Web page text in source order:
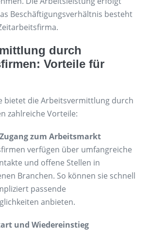
Beschäftigungsverhältnis besteht
durch
Vorteile für
bietet die Arbeitsvermittlung durch
zahlreiche Vorteile:
zum Arbeitsmarkt
verfügen über umfangreiche
und offene Stellen in
Branchen. So können sie schnell
passende
anbieten.
und Wiedereinstieg